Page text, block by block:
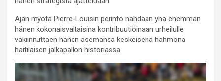
Ajan myötä Pierre-Louisin perintö nähdään yhä enemmän
hänen kokonaisvaltaisina kontribuutioinaan urheilulle,
vakiinnuttaen hänen asemansa keskeisenä hahmona
haitilaisen jalkapallon historiassa.